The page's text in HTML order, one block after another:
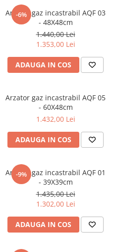
-6%
Arzator gaz incastrabil AQF 03
- 48X48cm
1.440,00 Lei
1.353,00 Lei
ADAUGA IN COS
Arzator gaz incastrabil AQF 05
- 60X48cm
1.432,00 Lei
ADAUGA IN COS
-9%
Arzator gaz incastrabil AQF 01
- 39X39cm
1.435,00 Lei
1.302,00 Lei
ADAUGA IN COS